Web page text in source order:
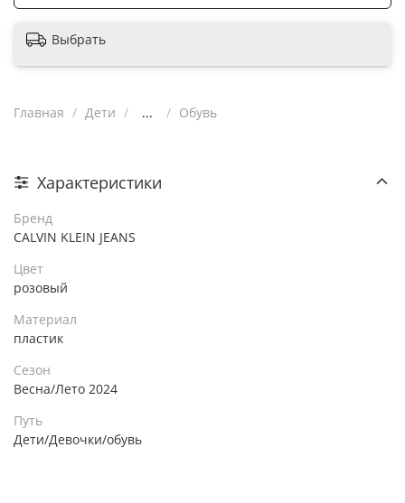
Выбрать
Главная Дети ... Обувь
Характеристики
Бренд
CALVIN KLEIN JEANS
Цвет
розовый
Материал
пластик
Сезон
Весна/Лето 2024
Путь
Дети/Девочки/обувь